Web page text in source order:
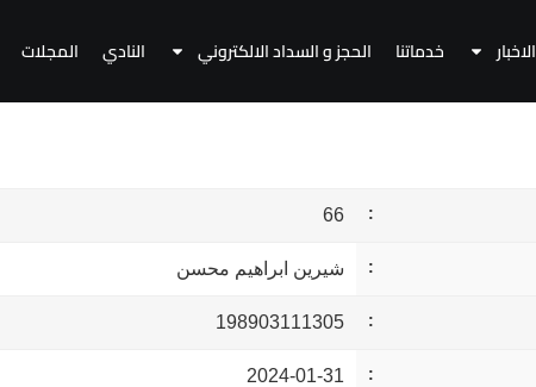
الاخبار خدماتنا الحجز و السداد الالكتروني النادي المجلات
66
شيرين ابراهيم محسن
198903111305
2024-01-31